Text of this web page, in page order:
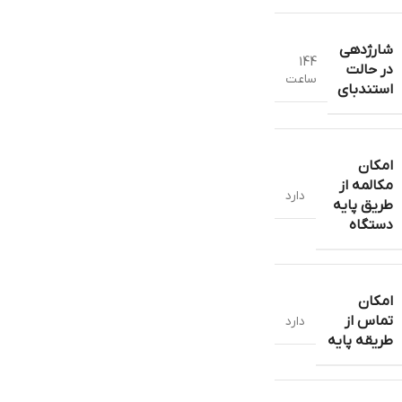
شارژدهی
در حالت
استندبای
144
ساعت
امکان
مکالمه از
طریق پایه
دستگاه
دارد
امکان
تماس از
طریقه پایه
دارد